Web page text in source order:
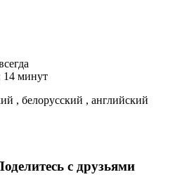
14 минут
, белорусский , английский
с друзьями